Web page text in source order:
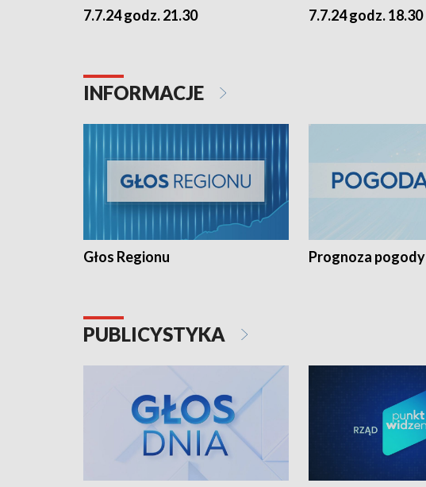
7.7.24 godz. 21.30 7.7.24 godz. 18.30
INFORMACJE
Głos Regionu Prognoza pogody
PUBLICYSTYKA